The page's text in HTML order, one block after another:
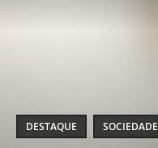
DESTAQUE SOCIEDADE